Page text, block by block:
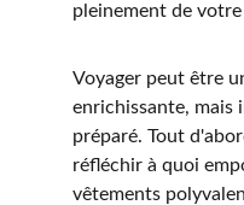
pleinement de
Voyager peut être
enrichissante, mais
préparé. Tout
réfléchir à quoi
vêtements